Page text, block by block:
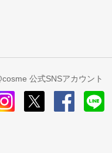
公式SNSアカウント